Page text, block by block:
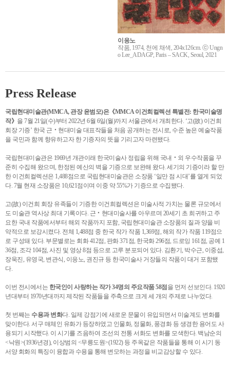
이응노
작품, 1974, 천에 채색, 204x126cm. ⓒ Ungn
o Lee_ADAGP, Paris – SACK, Seoul, 2021
Press Release
국립현대미술관(MMCA, 관장 윤범모)은《MMCA 이건희컬렉션 특별전: 한국미술명
작》 을 7월 21일(수)부터 2022년 6월 6일(월)까지 서울관에서 개최한다. ‘고(故) 이건희
회장 기증’ 한국 근‧현대미술 대표작들을 처음 공개하는 전시로, 수준 높은 예술작품
을 국민과 함께 향유하고자 한 기증자의 뜻을 기리고자 마련됐다.
국립현대미술관은 1969년 개관이래 한국미술사 정립을 위해 국내‧외 우수작품을 꾸
준히 수집해 왔으며, 한정된 예산의 벽을 기증으로 보완해 왔다. 세기의 기증이라 할 만
한 이건희컬렉션은 1,488점으로 국립현대미술관은 소장품 ‘일만 점 시대’를 열게 되었
다. 7월 현재 소장품은 10,621점이며 이중 약 55%가 기증으로 수집됐다.
고(故) 이건희 회장 유족들이 기증한 이건희컬렉션은 미술사적 가치는 물론 규모에서
도 미술관 역사상 최대 기록이다. 근‧현대미술사를 아우르며 20세기 초 희귀하고 주
요한 국내 작품에서부터 해외 작품까지 포함, 국립현대미술관 소장품의 질과 양을 비
약적으로 보강시켰다. 전체 1,488점 중 한국 작가 작품 1,369점, 해외 작가 작품 119점으
로 구성돼 있다. 부문별로는 회화 412점, 판화 371점, 한국화 296점, 드로잉 161점, 공예 1
36점, 조각 104점, 사진 및 영상 8점 등으로 고루 분포되어 있다. 김환기, 박수근, 이중섭,
장욱진, 유영국, 변관식, 이응노, 권진규 등 한국미술사 거장들의 작품이 대거 포함됐
다.
이번 전시에서는 한국인이 사랑하는 작가 34명의 주요작품 58점 을 먼저 선보인다. 1920
년대부터 1970년대까지 제작된 작품들을 주축으로 크게 세 개의 주제로 나누었다.
첫 번째는 수용과 변화다. 일제 강점기에 새로운 문물이 유입되면서 미술계도 변화를
맞이한다. 서구 매체인 유화가 등장하였고 인물화, 정물화, 풍경화 등 생경한 용어도 사
용되기 시작했다. 이 시기를 즈음하여 조선의 전통 서화도 변화를 모색한다. 백남순의
<낙원>(1936년경), 이상범의 <무릉도원>(1922) 등 주옥같은 작품들을 통해 이 시기 동
서양 회화의 특징이 융합과 수용을 통해 변모하는 과정을 비교감상할 수 있다.